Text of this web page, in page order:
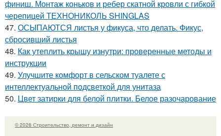
финиш. Монтаж коньков и ребер скатной кровли с гибкой
черепицей ТЕХНОНИКОЛЬ SHINGLAS
47. ОСЫПАЮТСЯ листья у фикуса, что делать. Фикус,
сбросивший листья
48. Как утеплить крышу изнутри: проверенные методы и
инструкции
49. Улучшите комфорт в сельском туалете с
интеллектуальной подсветкой для унитаза
50. Цвет затирки для белой плитки. Белое разочарование
© 2026 Строительство, ремонт и дизайн